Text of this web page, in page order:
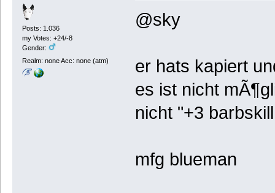
Posts: 1.036
my Votes: +24/-8
Gender:
Realm: none Acc: none (atm)
@sky
er hats kapiert
es ist nicht
nicht "+3
mfg blueman